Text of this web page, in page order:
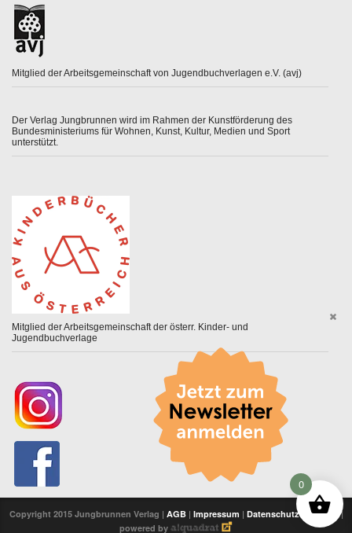
Mitglied der Arbeitsgemeinschaft von Jugendbuchverlagen e.V. (avj)
Der Verlag Jungbrunnen wird im Rahmen der Kunstförderung des
Bundesministeriums für Wohnen, Kunst, Kultur, Medien und Sport
unterstützt.
Mitglied der Arbeitsgemeinschaft der österr. Kinder- und
Jugendbuchverlage
Copyright 2015 Jungbrunnen Verlag | AGB| Impressum | Datenschutzerklärung |
powered by
0